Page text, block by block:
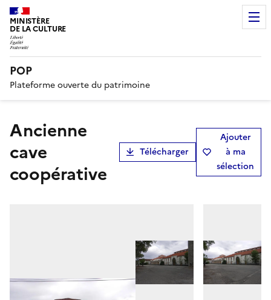
MINISTÈRE
DE LA CULTURE
POP
Plateforme ouverte du patrimoine
ancienne
cave
coopérative
Télécharger
Ajouter
à ma
sélection